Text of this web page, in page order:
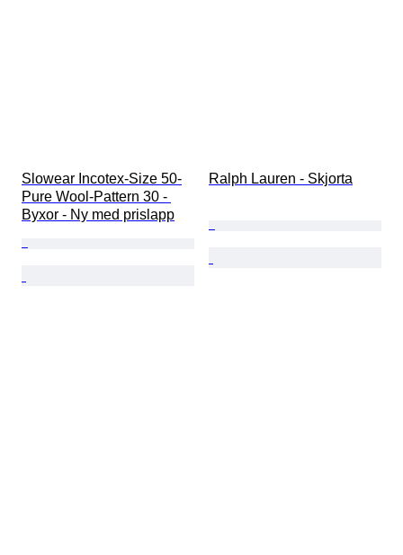
Slowear Incotex-Size 50-
Pure Wool-Pattern 30 -
Byxor - Ny med prislapp
Ralph Lauren - Skjorta